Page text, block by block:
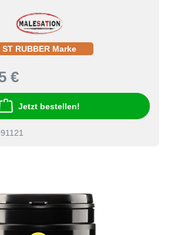
ST RUBBER Marke
€
Jetzt bestellen!